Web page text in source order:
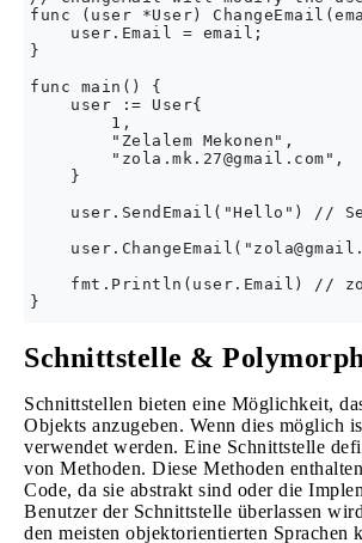
func (user *User)
    user.Email = email;
}
func main() {
    user := User{
        1,
        "Zelalem Mekonen",
        "
zola.mk.27@gmail.com ",
    }
user.SendEmail("Hello") //
    user.ChangeEmail("
    fmt.Println(user.Email) //
Schnittstelle &
Schnittstellen bieten eine Möglichkeit,
Objekts anzugeben. Wenn dies möglich
verwendet werden. Eine Schnittstelle
von Methoden. Diese Methoden
Code, da sie abstrakt sind oder die
Benutzer der Schnittstelle überlassen
den meisten objektorientierten Sprachen